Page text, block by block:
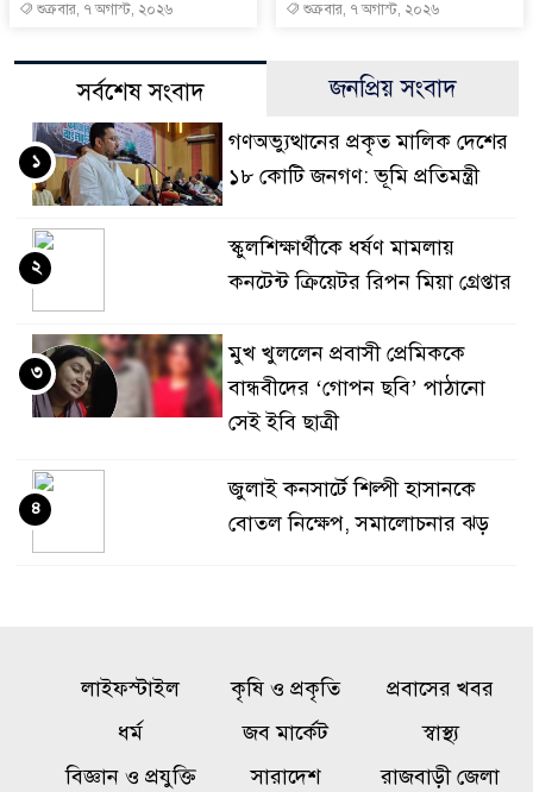
শুক্রবার, ৭ অগাস্ট, ২০২৬ শুক্রবার, ৭ অগাস্ট, ২০২৬
সর্বশেষ সংবাদ জনপ্রিয় সংবাদ
গণঅভ্যুত্থানের প্রকৃত মালিক দেশের
১৮ কোটি জনগণ: ভূমি প্রতিমন্ত্রী
১
স্কুলশিক্ষার্থীকে ধর্ষণ মামলায়
কনটেন্ট ক্রিয়েটর রিপন মিয়া গ্রেপ্তার
২
মুখ খুললেন প্রবাসী প্রেমিককে
বান্ধবীদের ‘গোপন ছবি’ পাঠানো
সেই ইবি ছাত্রী
৩
জুলাই কনসার্টে শিল্পী হাসানকে
বোতল নিক্ষেপ, সমালোচনার ঝড়
৪
সৌদিতে হুথিদের হামলা, বিদেশিসহ
আহত ১১
লাইফস্টাইল কৃষি ও প্রকৃতি
প্রবাসের খবর
ধর্ম
জব মার্কেট
স্বাস্থ্য
বিজ্ঞান ও প্রযুক্তি
সারাদেশ
রাজবাড়ী জেলা